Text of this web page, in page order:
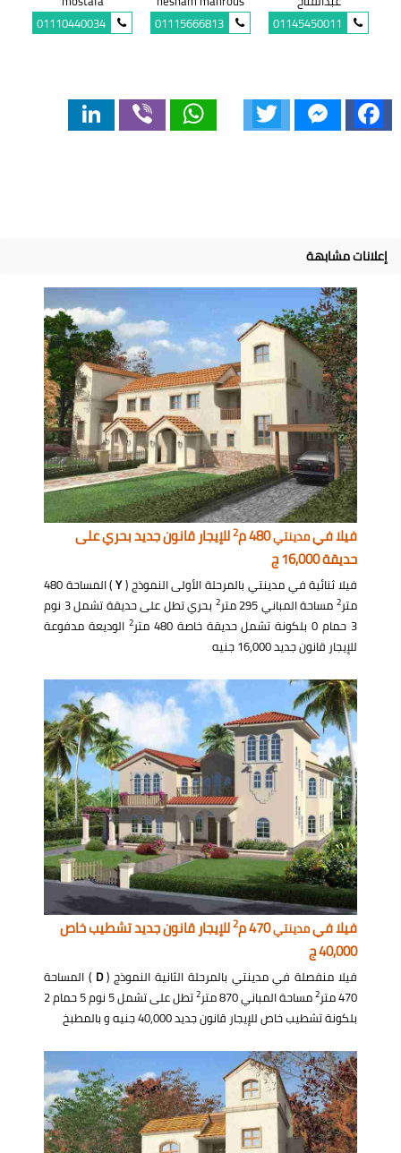
01145450011
01115666813
01110440034
Facebook
Messenger
WhatsApp
إعلانات مشابهة
فيلا فيمدينتي480 م 2للإيجار قانون جديد بحري على
حديقة 16,000 ج
فيلا ثنائية في مدينتي بالمرحلة الأولى النموذج (Y
) المساحة 480
متر2مساحة المباني 295 متر 2
بحري تطل على حديقة تشمل 3 نوم
3 حمام 0 بلكونة تشمل حديقة خاصة 480 متر
2 الوديعة مدفوعة
للإيجار قانون جديد 16,000 جنيه
فيلا فيمدينتي470 م 2للإيجار قانون جديد تشطيب خاص
40,000 ج
فيلا منفصلة في مدينتي بالمرحلة الثانية النموذج (D ) المساحة
470 متر
2مساحة المباني 870 متر 2
تطل على تشمل 5 نوم 5 حمام 2
بلكونة تشطيب خاص للإيجار قانون جديد 40,000 جنيه و بالمطبخ